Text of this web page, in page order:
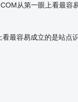
从第一眼上看最
最容易成立的是站